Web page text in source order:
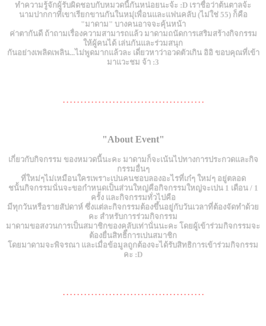
ทำความรู้จักผู้รับผิดชอบกับหมวดนี้กันหน่อยนะจ้ะ :D เราชื่อว่าต้นตาลจ้ะ
นามปากกาที่เขาเรียกขานกันในหมุ่เพื่อนและแฟนคลับ (ไม่ใช่ 55) ก็คือ
"มาดาม" บางคนอาจจะคุ้นหน้า
ค่าตากันดี ถ้าถามเรื่องความสามารถแล้ว มาดามถนัดการเสริมสร้างกิจกรรม
ให้ผู้คนได้ เล่นกันและร่วมสนุก
กันอย่างเพลิดเพลิน...ไม่พูดมากแล้วละ เดี่ยวหาว่าอวดตัวเกิน อิอิ ขอบคุณที่เข้า
มาแวะชม จ้า :3
. . . . . . . . . . . . . . . . . . . . . . . . . . . . . . . . . . . . . . . .
"About Event"
เกี่ยวกับกิจกรรม ของหมวดนี้นะคะ มาดามก็จะเน้นไปทางการประกวดและกิจ
กรรมอื่นๆ
ที่ใหม่ๆไม่เหมือนใครเพราะเปนคนชอบลองอะไรที่เก๋ๆ ใหม่ๆ อยู่ตลอด
ชนั้นกิจกรรมนั่นจะขอกำหนดเป็นส่วนใหญ่คือกิจกรรมใหญ่จะเปน 1 เดือน / 1
ครั้ง และกิจกรรมทั่วไปคือ
มีทุกวันหรือรายสัปดาห์ ซึ่งแต่ละกิจกรรมต้องขึ้นอยู่กับวันเวลาที่ต้องจัดทำด้วย
คะ สำหรับการร่วมกิจกรรม
มาดามขอสงวนการเป็นสมาชิกของคลับเท่านั่นนะคะ โดยผู้เข้าร่วมกิจกรรมจะ
ต้องยื่นสิทธิืการเปนสมาชิก
โดยมาดามจะพิจรณา และเมื่อข้อมูลถูกต้องจะได้รับสิทธิการเข้าร่วมกิจกรรม
คะ :D
. . . . . . . . . . . . . . . . . . . . . . . . . . . . . . . . . . . . . . . .